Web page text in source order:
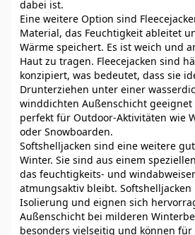
dabei ist.
Eine weitere Option sind
Material, das Feuchtigkeit ableitet
Wärme speichert. Es ist weich und
Haut zu tragen. Fleecejacken sind
konzipiert, was bedeutet, dass sie
Drunterziehen unter einer
winddichten Außenschicht geeignet
perfekt für Outdoor-Aktivitäten wie
oder Snowboarden.
Softshelljacken sind eine weitere
Winter. Sie sind aus einem
das feuchtigkeits- und
atmungsaktiv bleibt.
Isolierung und eignen sich
Außenschicht bei milderen
besonders vielseitig und können für